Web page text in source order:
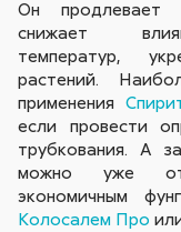
Он продлевает
снижает
температур,
растений.
применения
если провести
трубкования. А
можно уже
экономичным
Колосалем Про